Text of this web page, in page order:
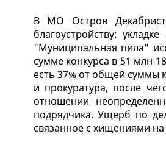
В МО Остров
благоустройству:
"Муниципальная пила"
сумме конкурса в 51 млн
есть 37% от общей суммы
и прокуратура, после
отношении
подрядчика. Ущерб по
связанное с хищениями на